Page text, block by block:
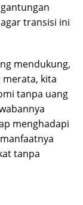
transisi ini
mendukung,
kita
tanpa uang
menghadapi
tanpa